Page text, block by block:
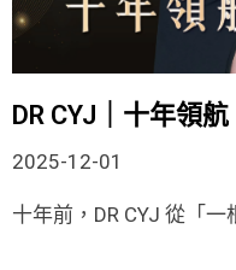
DR CYJ｜十年領
2025-12-01
十年前，DR CYJ 從「